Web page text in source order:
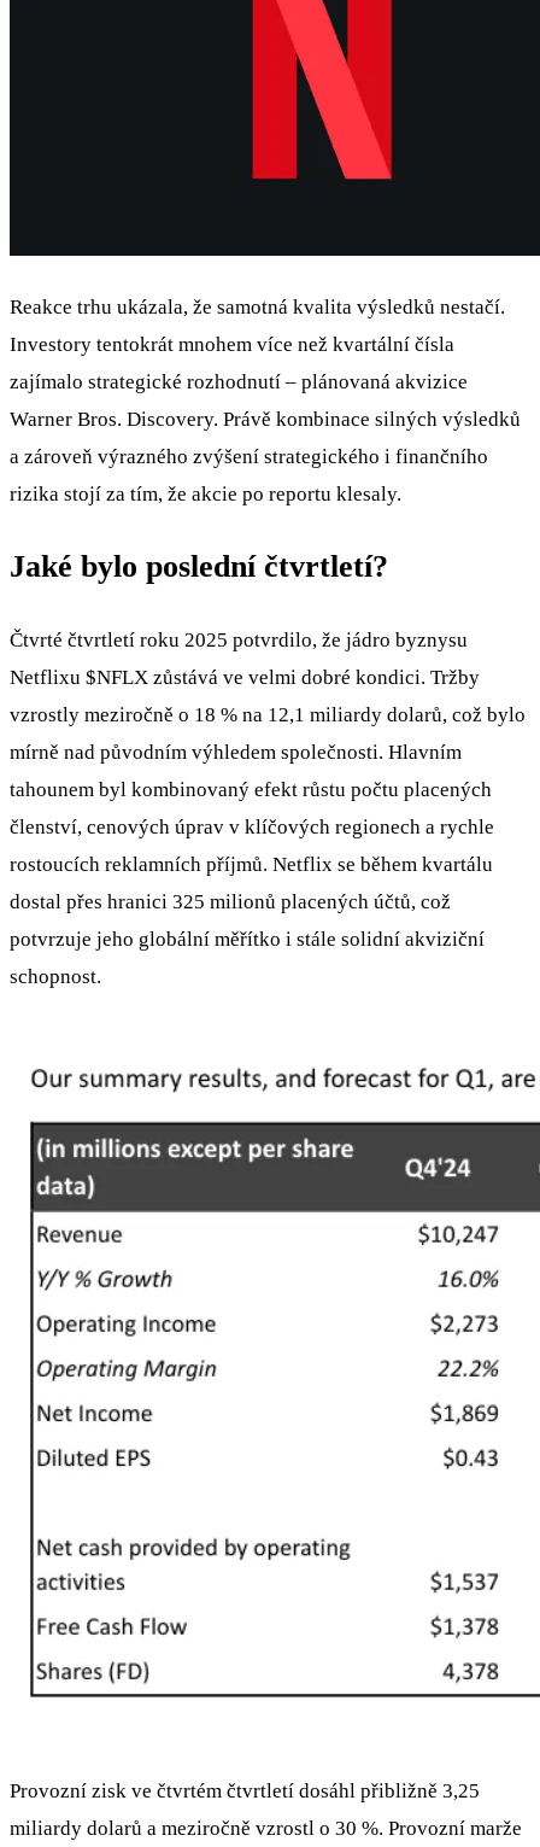
Reakce trhu ukázala, že samotná kvalita výsledků nestačí.
Investory tentokrát mnohem více než kvartální čísla
zajímalo strategické rozhodnutí – plánovaná akvizice
Warner Bros. Discovery. Právě kombinace silných výsledků
a zároveň výrazného zvýšení strategického i finančního
rizika stojí za tím, že akcie po reportu klesaly.
Jaké bylo poslední čtvrtletí?
Čtvrté čtvrtletí roku 2025 potvrdilo, že jádro byznysu
Netflixu $NFLX zůstává ve velmi dobré kondici. Tržby
vzrostly meziročně o 18 % na 12,1 miliardy dolarů, což bylo
mírně nad původním výhledem společnosti. Hlavním
tahounem byl kombinovaný efekt růstu počtu placených
členství, cenových úprav v klíčových regionech a rychle
rostoucích reklamních příjmů. Netflix se během kvartálu
dostal přes hranici 325 milionů placených účtů, což
potvrzuje jeho globální měřítko i stále solidní akviziční
schopnost.
Provozní zisk ve čtvrtém čtvrtletí dosáhl přibližně 3,25
miliardy dolarů a meziročně vzrostl o 30 %. Provozní marže